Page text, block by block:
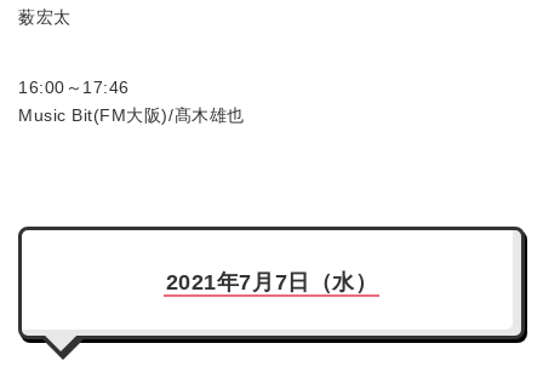
薮宏太
16:00～17:46
Music Bit(FM大阪)/髙木雄也
2021年7月7日（水）